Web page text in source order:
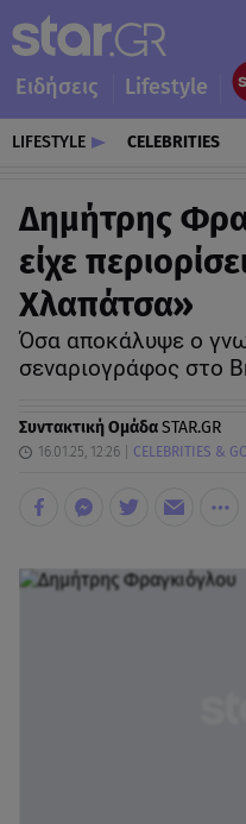
Ειδήσεις Lifestyle
LIFESTYLE CELEBRITIES
Δημήτρης
είχε
Χλαπάτσα»
Όσα αποκάλυψε ο
σεναριογράφος στο
Συντακτική ΟμάδαSTAR.GR
16.01.25, 12:26 CELEBRITIES &